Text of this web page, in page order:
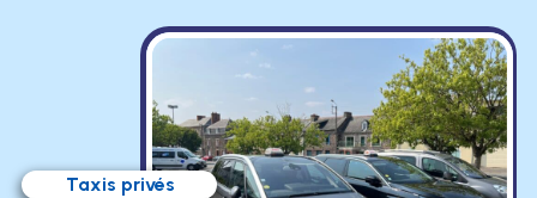
Taxis privés